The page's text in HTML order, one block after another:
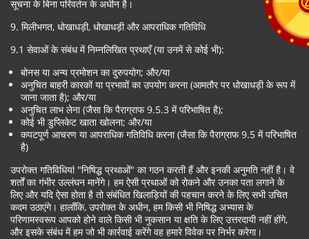
सूचना के बिना परिवर्तन के अधीन है।
9. मिलीभगत, धोखाधड़ी, धोखाधड़ी और आपराधिक गतिविधि
9.1 सेवाओं के संबंध में निम्नलिखित प्रथाएँ (या उनमें से कोई भी):
बोनस या अन्य प्रमोशन का दुरुपयोग; और/या
अनुचित बाहरी कारकों या प्रभावों का उपयोग करना (आमतौर पर धोखाधड़ी के रूप में
जाना जाता है); और/या
अनुचित लाभ लेना (जैसा कि पैराग्राफ 9.5.3 में परिभाषित है);
कोई भी डुप्लिकेट खाता खोलना; और/या
कपटपूर्ण आचरण या आपराधिक गतिविधि करना (जैसा कि पैराग्राफ 9.5 में परिभाषित
है)
उपरोक्त गतिविधियां "निषिद्ध प्रथाओं" का गठन करती हैं और इनकी अनुमति नहीं है। वे
शर्तों का गंभीर उल्लंघन मानेंगे। हम ऐसी प्रथाओं को रोकने और उनका पता लगाने के
लिए और यदि ऐसा होता है तो संबंधित खिलाड़ियों की पहचान करने के लिए सभी उचित
कदम उठाएंगे। हालाँकि, उपरोक्त के अधीन, हम किसी भी निषिद्ध अभ्यास के
परिणामस्वरूप आपको होने वाले किसी भी नुकसान या क्षति के लिए उत्तरदायी नहीं होंगे,
और इसके संबंध में हम जो भी कार्रवाई करेंगे वह हमारे विवेक पर निर्भर करेगा।